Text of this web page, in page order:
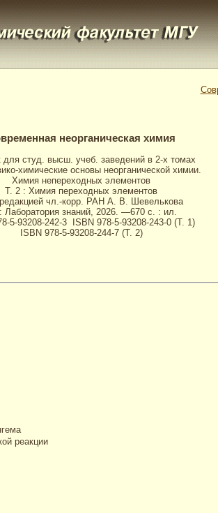
неорганическая химия
для студ. высш. учеб. заведений в 2-х томах
химические основы неорганической химии.
Химия непереходных элементов
Т. 2 : Химия переходных элементов
чл.-корр. РАН А. В. Шевелькова
Лаборатория знаний, 2026. —670 с. : ил.
5-93208-242-3 ISBN 978-5-93208-243-0 (Т. 1)
ISBN 978-5-93208-244-7 (Т. 2)
реакции